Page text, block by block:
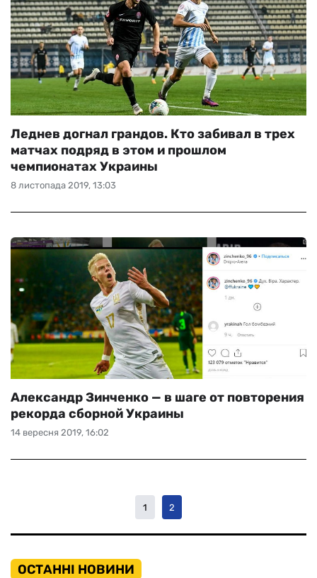
8 листопада 2019, 13:03
Леднев догнал грандов. Кто забивал в трех
матчах подряд в этом и прошлом
чемпионатах Украины
14 вересня 2019, 16:02
Александр Зинченко — в шаге от повторения
рекорда сборной Украины
1 2
ОСТАННІ НОВИНИ